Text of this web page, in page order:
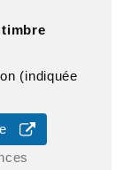
(indiquée